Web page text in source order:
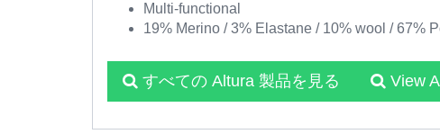
Multi-functional
19% Merino / 3% Elastane / 10% wool / 67%
すべての Altura 製品を見る View